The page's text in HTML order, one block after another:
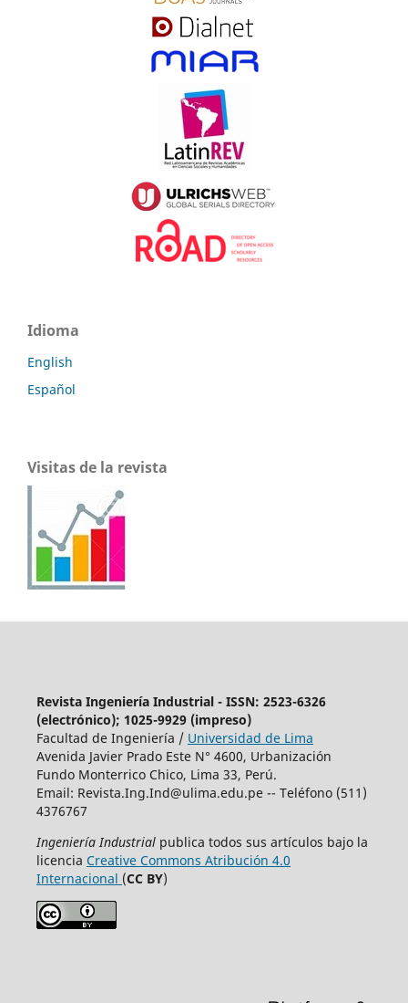
Idioma
English
Español
Visitas de la revista
Revista Ingeniería Industrial - ISSN: 2523-6326
(electrónico); 1025-9929 (impreso)
Facultad de Ingeniería / Universidad de Lima
Avenida Javier Prado Este N° 4600, Urbanización
Fundo Monterrico Chico, Lima 33, Perú.
Email: Revista.Ing.Ind@ulima.edu.pe-- Teléfono (511)
4376767
Ingeniería Industrial publica todos sus artículos bajo la
licencia Creative Commons Atribución 4.0
Internacional (CC BY)